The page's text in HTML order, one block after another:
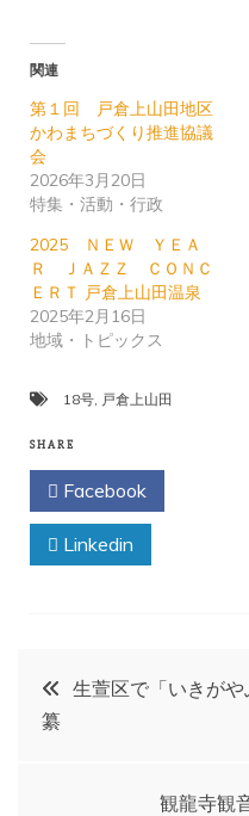
関連
第１回 戸倉上山田地区
かわまちづくり推進協議
会
2026年3月20日
特集・活動・行政
2025 ＮＥＷ ＹＥＡ
Ｒ ＪＡＺＺ ＣＯＮＣ
ＥＲＴ 戸倉上山田温泉
2025年2月16日
地域・トピックス
18号 戸倉上山田
SHARE
Facebook
Linkedin
投
稿
生萱区で「いきが
纂
観龍寺観